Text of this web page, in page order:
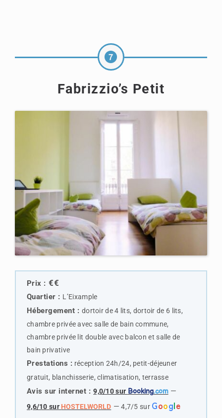
Fabrizzio’s Petit
Prix : €€
Quartier : L’Eixample
Hébergement : dortoir de 4 lits, dortoir de 6 lits,
chambre privée avec salle de bain commune,
chambre privée lit double avec balcon et salle de
bain privative
Prestations : réception 24h/24, petit-déjeuner
gratuit, blanchisserie, climatisation, terrasse
Avis sur internet : 9,0/10 sur Booking.com—
9,6/10 sur HOSTELWORLD — 4,7/5 sur Google